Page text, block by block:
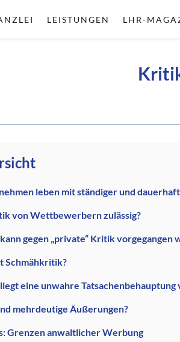
LEISTUNGEN LHR-
leben mit ständiger und
von Wettbewerbern zulässig?
gegen „private“ Kritik vorgegangen
Schmähkritik?
eine unwahre Tatsachenbehauptung
mehrdeutige Äußerungen?
Grenzen anwaltlicher Werbung